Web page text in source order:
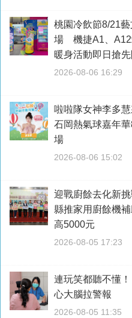
桃園冷飲節8/21
場 機捷A1、A12
暖身活動即日搶
2026-08-06 16:29
啦啦隊女神李多
石岡熱氣球嘉年
場
2026-08-06 15:02
迎戰廚餘去化新
縣推家用廚餘機
高5000元
2026-08-05 17:23
連玩笑都聽不懂
心大腦拉警報
2026-08-05 11:35